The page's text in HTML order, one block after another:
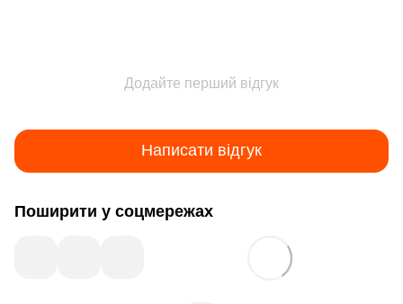
Додайте перший відгук
Написати відгук
Поширити у соцмережах